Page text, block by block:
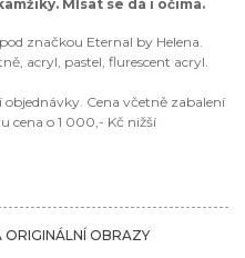
Mlsat se dá i očima.
značkou Eternal by Helena.
acryl, pastel, flurescent acryl.
Cena včetně zabalení
cena o 1 000,- Kč nižší
OBRAZY